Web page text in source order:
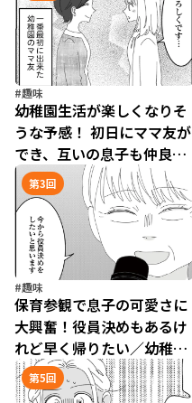
#趣味
幼稚園生活が楽しくなりそ
うな予感！ 初日にママ友が
でき、互いの息子も仲良し
に／幼稚園役員で追い詰め
られた話（1）
第3回
#趣味
保育参観で息子の可愛さに
大興奮！役員決めもあるけ
れど早く帰りたい／幼稚園
役員で追い詰められた話
（3）
第5回